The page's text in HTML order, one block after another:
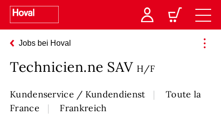
Jobs bei Hoval
Technicien.ne SAV H/F
Kundenservice / Kundendienst
Toute la
France
Frankreich